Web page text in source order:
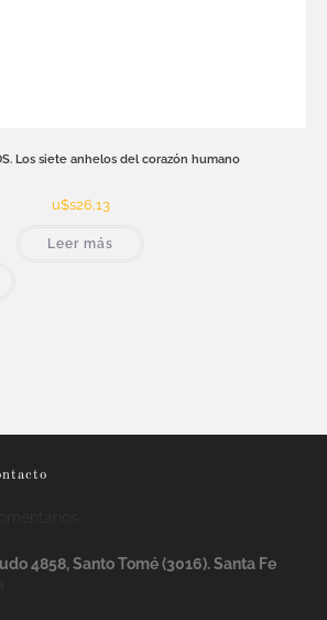
Los siete anhelos del corazón humano
u$s26,13
Leer más
4858, Santo Tomé (3016). Santa Fe